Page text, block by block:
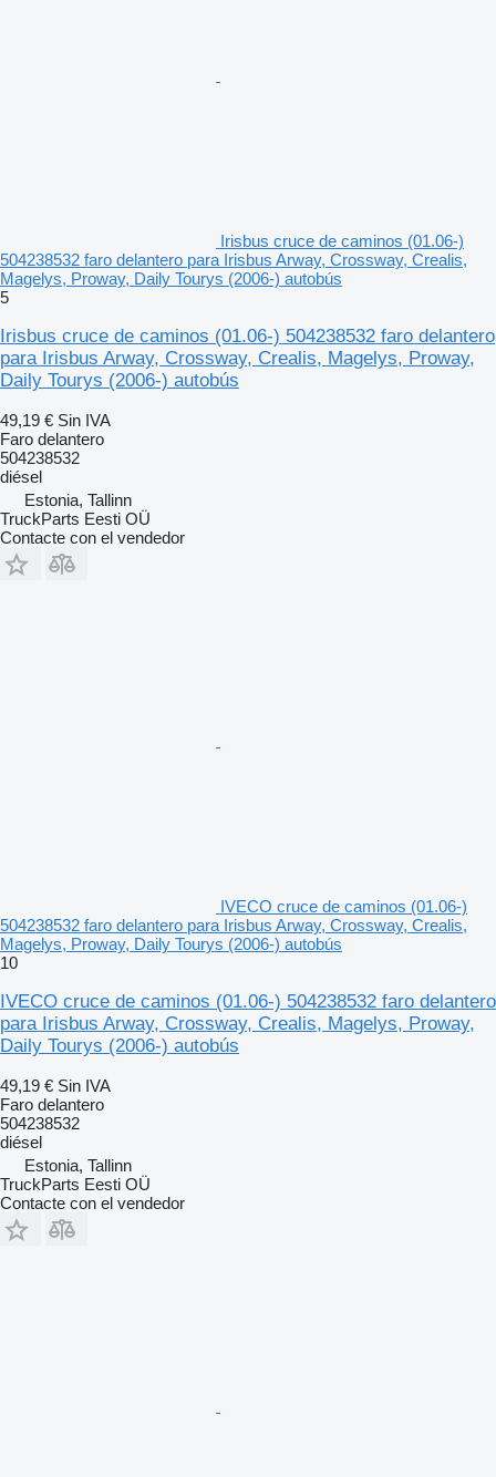
Irisbus cruce de caminos (01.06-)
504238532 faro delantero para Irisbus Arway, Crossway, Crealis,
Magelys, Proway, Daily Tourys (2006-) autobús
5
Irisbus cruce de caminos (01.06-) 504238532 faro delantero
para Irisbus Arway, Crossway, Crealis, Magelys, Proway,
Daily Tourys (2006-) autobús
49,19 € Sin IVA
Faro delantero
504238532
diésel
Estonia, Tallinn
TruckParts Eesti OÜ
Contacte con el vendedor
IVECO cruce de caminos (01.06-)
504238532 faro delantero para Irisbus Arway, Crossway, Crealis,
Magelys, Proway, Daily Tourys (2006-) autobús
10
IVECO cruce de caminos (01.06-) 504238532 faro delantero
para Irisbus Arway, Crossway, Crealis, Magelys, Proway,
Daily Tourys (2006-) autobús
49,19 € Sin IVA
Faro delantero
504238532
diésel
Estonia, Tallinn
TruckParts Eesti OÜ
Contacte con el vendedor